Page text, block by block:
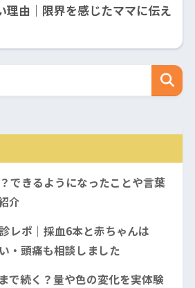
理由｜限界を感じたママに伝え
できるようになったことや言葉
介
レポ｜採血6本と赤ちゃんは
・頭痛も相談しました
で続く？量や色の変化を実体験